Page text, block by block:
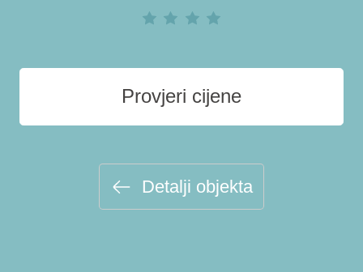
Hoteli i resorti
Kampovi
Destinacije
Interesi
Provjeri cijene
Detalji objekta